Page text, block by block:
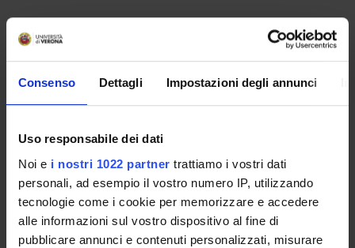
Consenso Dettagli Impostazioni degli annunci
Uso responsabile dei dati
Noi e i nostri 1022 partner trattiamo i vostri dati
personali, ad esempio il vostro numero IP, utilizzando
tecnologie come i cookie per memorizzare e accedere
alle informazioni sul vostro dispositivo al fine di
pubblicare annunci e contenuti personalizzati, misurare
Mercoledì 15 maggio
L'obsolescenza programmata nella prospettiva del diritto
Emanuele LA ROSA
Ricercatore di diritto penale nell'Università Mediterranea
Nel contesto del Progetto di Eccellenza, il Centro IUSTeC, in
collaborazione con il Corso di Dottorato in Scienze
Giuridiche Europee e Internazionali e il Team "AUDIRR",
propone una nuova occasione di incontro formativo.